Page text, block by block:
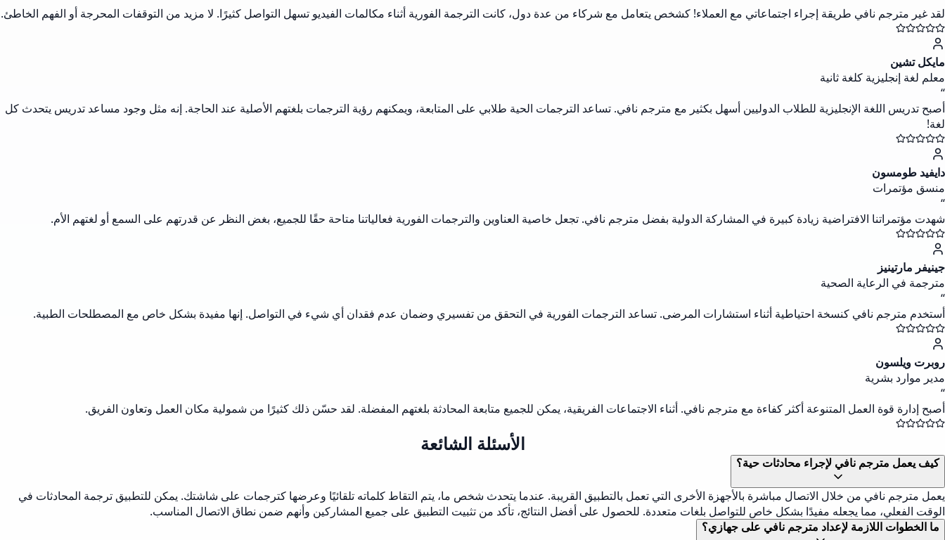
لقد غير مترجم نافي طريقة إجراء اجتماعاتي مع العملاء! كشخص يتعامل مع شركاء من عدة دول، كانت الترجمة الفورية أثناء مكالمات الفيديو تسهل التواصل كثيرًا. لا مزيد من التوقفات المحرجة أو الفهم الخاطئ.
مايكل تشين
معلم لغة إنجليزية كلغة ثانية
“
أصبح تدريس اللغة الإنجليزية للطلاب الدوليين أسهل بكثير مع مترجم نافي. تساعد الترجمات الحية طلابي على المتابعة، ويمكنهم رؤية الترجمات بلغتهم الأصلية عند الحاجة. إنه مثل وجود مساعد تدريس يتحدث كل
لغة!
دايفيد طومسون
منسق مؤتمرات
“
شهدت مؤتمراتنا الافتراضية زيادة كبيرة في المشاركة الدولية بفضل مترجم نافي. تجعل خاصية العناوين والترجمات الفورية فعالياتنا متاحة حقًا للجميع، بغض النظر عن قدرتهم على السمع أو لغتهم الأم.
جينيفر مارتينيز
مترجمة في الرعاية الصحية
“
أستخدم مترجم نافي كنسخة احتياطية أثناء استشارات المرضى. تساعد الترجمات الفورية في التحقق من تفسيري وضمان عدم فقدان أي شيء في التواصل. إنها مفيدة بشكل خاص مع المصطلحات الطبية.
روبرت ويلسون
مدير موارد بشرية
“
أصبح إدارة قوة العمل المتنوعة أكثر كفاءة مع مترجم نافي. أثناء الاجتماعات الفريقية، يمكن للجميع متابعة المحادثة بلغتهم المفضلة. لقد حسّن ذلك كثيرًا من شمولية مكان العمل وتعاون الفريق.
الأسئلة الشائعة
كيف يعمل مترجم نافي لإجراء محادثات حية؟
يعمل مترجم نافي من خلال الاتصال مباشرة بالأجهزة الأخرى التي تعمل بالتطبيق القريبة. عندما يتحدث شخص ما، يتم التقاط كلماته تلقائيًا وعرضها كترجمات على شاشتك. يمكن للتطبيق ترجمة المحادثات في
الوقت الفعلي، مما يجعله مفيدًا بشكل خاص للتواصل بلغات متعددة. للحصول على أفضل النتائج، تأكد من تثبيت التطبيق على جميع المشاركين وأنهم ضمن نطاق الاتصال المناسب.
ما الخطوات اللازمة لإعداد مترجم نافي على جهازي؟